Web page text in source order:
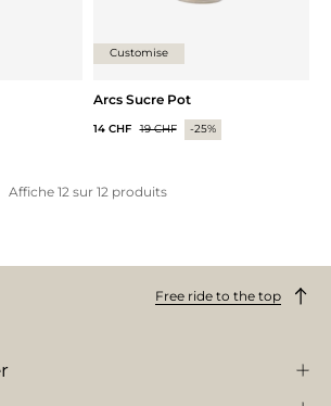
Customise
Arcs Sucre Pot
14 CHF 19 CHF -25%
Affiche 12 sur 12 produits
Free ride to the top